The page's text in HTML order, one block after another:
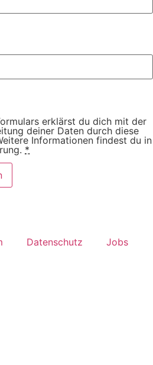
erklärst du dich mit der
deiner Daten durch diese
Informationen findest du in
*
Datenschutz Jobs